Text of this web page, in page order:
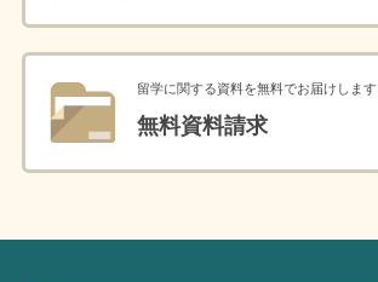
留学に関する資料を無料でお届けします
無料資料請求